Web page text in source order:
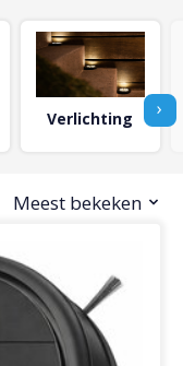
Verlichting ›
Meest bekeken